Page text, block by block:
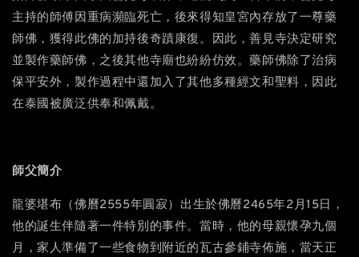
主持的師傅因重病瀕臨死亡，後來得知皇宮內存放了一尊藥
師佛，獲得此佛的加持後奇蹟康復。因此，善見寺決定研究
並製作藥師佛，之後其他寺廟也紛紛仿效。藥師佛除了治病
保平安外，製作過程中還加入了其他多種經文和聖料，因此
在泰國被廣泛供奉和佩戴。
師父簡介
龍婆堪布（佛曆2555年圓寂）出生於佛曆2465年2月15日，
他的誕生伴隨著一件特別的事件。當時，他的母親懷孕九個
月，家人準備了一些食物到附近的瓦古參鋪寺佈施，當天正